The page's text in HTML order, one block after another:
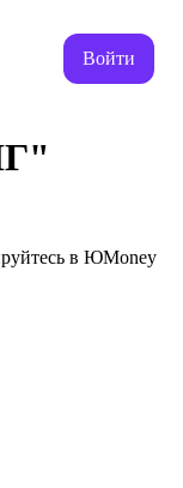
Войти
в ЮMoney